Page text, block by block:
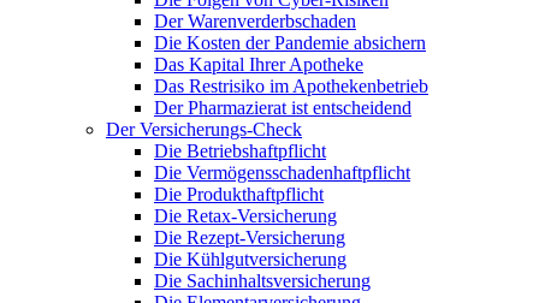
Der Warenverderbschaden
Die Kosten der Pandemie absichern
Das Kapital Ihrer Apotheke
Das Restrisiko im Apothekenbetrieb
Der Pharmazierat ist entscheidend
Der Versicherungs-Check
Die Betriebshaftpflicht
Die Vermögensschadenhaftpflicht
Die Produkthaftpflicht
Die Retax-Versicherung
Die Rezept-Versicherung
Die Kühlgutversicherung
Die Sachinhaltsversicherung